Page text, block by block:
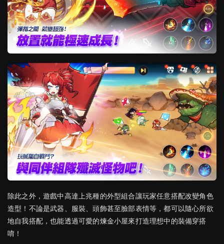
除此之外，遊戲中高達上兆種的外型組合讓玩家任意搭配改變角色
造型！不論是武器、服裝、頭飾甚至臉部表情等，都可以隨心所欲
地自我搭配，也能透過可愛的煉金小屋來打造理想中的裝備穿搭
唷！